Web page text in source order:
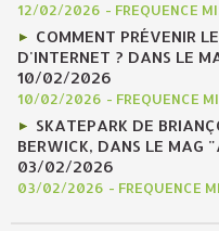
12/02/2026 - FREQUENCE
COMMENT PRÉVENIR
D'INTERNET ? DANS LE
10/02/2026
10/02/2026 - FREQUENCE
SKATEPARK DE
BERWICK, DANS LE MAG
03/02/2026
03/02/2026 - FREQUENCE